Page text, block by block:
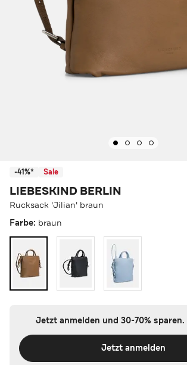
-41%* Sale
LIEBESKIND BERLIN
Rucksack 'Jilian' braun
Farbe: braun
Jetzt anmelden und 30-70% sparen.
Jetzt anmelden